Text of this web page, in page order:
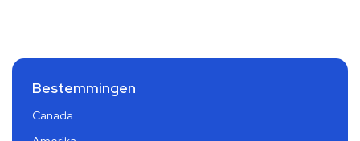
Bestemmingen
Canada